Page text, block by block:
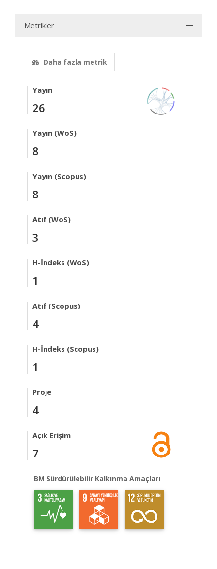
Metrikler
Daha fazla metrik
Yayın
26
Yayın (WoS)
8
Yayın (Scopus)
8
Atıf (WoS)
3
H-İndeks (WoS)
1
Atıf (Scopus)
4
H-İndeks (Scopus)
1
Proje
4
Açık Erişim
7
BM Sürdürülebilir Kalkınma Amaçları